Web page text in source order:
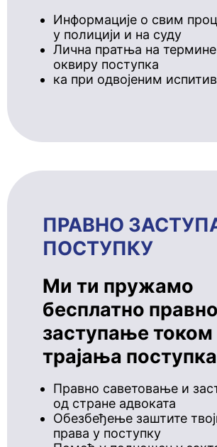
Информације о свим
у полицији и на суду
Лична пратња на
оквиру поступка
ка при одвојеним
ПРАВНО
ПОСТУПКУ
Ми ти пружамо
бесплатно правно
заступање током
трајања
Правно саветовање и
од стране адвоката
Обезбеђење заштите
права у поступку